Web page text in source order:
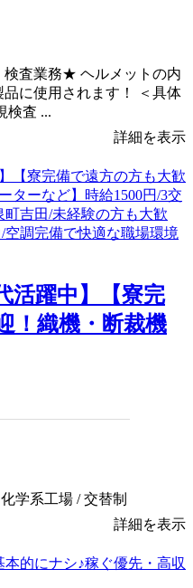
査業務★ ヘルメットの内
に使用されます！ ＜具体
検査 ...
詳細を表示
活躍中】【寮完
！織機・断裁機
学系工場 / 交替制
詳細を表示